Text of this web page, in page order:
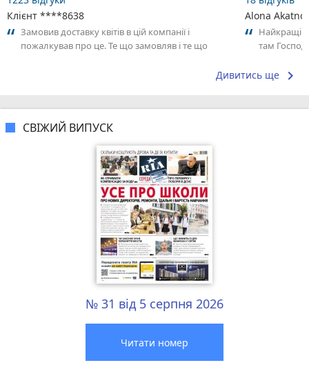
Клієнт ****8638
Замовив доставку квітів в цій компанії і
пожалкував про це. Те що замовляв і те що
Alona
Найкращі
там
Дивитись ще keyboard_arrow_right
СВІЖИЙ ВИПУСК
№ 31 від 5 серпня 2026
Читати номер